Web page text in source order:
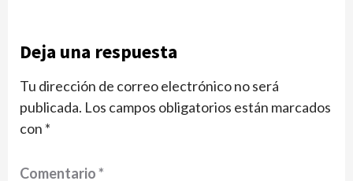
Deja una respuesta
Tu dirección de correo electrónico no será
publicada. Los campos obligatorios están marcados
con *
Comentario*